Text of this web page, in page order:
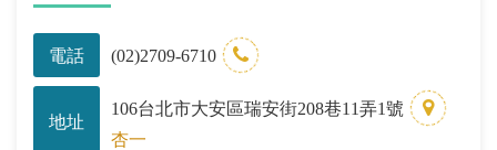
電話 (02)2709-6710
地址
106台北市大安區瑞安街208巷11弄1號
杏一